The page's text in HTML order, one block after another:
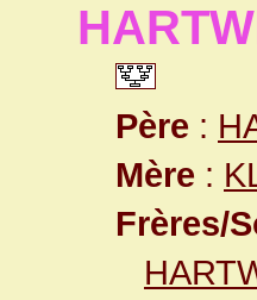
Père :
Mère :
Frères/